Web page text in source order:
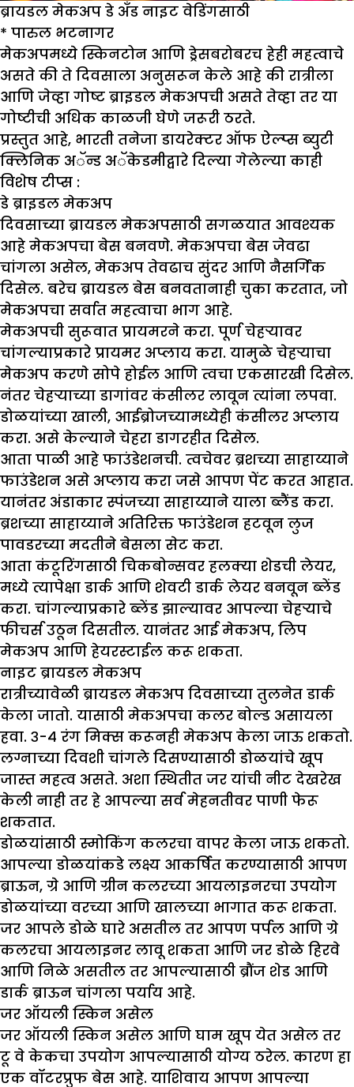
ब्रायडल मेकअप डे अँड नाइट वेडिंगसाठी
* पारुल भटनागर
मेकअपमध्ये स्किनटोन आणि ड्रेसबरोबरच हेही महत्वाचे
असते की ते दिवसाला अनुसरून केले आहे की रात्रीला
आणि जेव्हा गोष्ट ब्राइडल मेकअपची असते तेव्हा तर या
गोष्टीची अधिक काळजी घेणे जरूरी ठरते.
प्रस्तुत आहे, भारती तनेजा डायरेक्टर ऑफ ऐल्प्स ब्युटी
क्लिनिक अॅन्ड अॅकेडमीद्वारे दिल्या गेलेल्या काही
विशेष टीप्स :
डे ब्राइडल मेकअप
दिवसाच्या ब्रायडल मेकअपसाठी सगळयात आवश्यक
आहे मेकअपचा बेस बनवणे. मेकअपचा बेस जेवढा
चांगला असेल, मेकअप तेवढाच सुंदर आणि नैसर्गिक
दिसेल. बरेच ब्रायडल बेस बनवतानाही चुका करतात, जो
मेकअपचा सर्वात महत्वाचा भाग आहे.
मेकअपची सुरूवात प्रायमरने करा. पूर्ण चेहऱ्यावर
चांगल्याप्रकारे प्रायमर अप्लाय करा. यामुळे चेहऱ्याचा
मेकअप करणे सोपे होईल आणि त्वचा एकसारखी दिसेल.
नंतर चेहऱ्याच्या डागांवर कंसीलर लावून त्यांना लपवा.
डोळयांच्या खाली, आईब्रोजच्यामध्येही कंसीलर अप्लाय
करा. असे केल्याने चेहरा डागरहीत दिसेल.
आता पाळी आहे फाउंडेशनची. त्वचेवर ब्रशच्या साहाय्याने
फाउंडेशन असे अप्लाय करा जसे आपण पेंट करत आहात.
यानंतर अंडाकार स्पंजच्या साहाय्याने याला ब्लैंड करा.
ब्रशच्या साहाय्याने अतिरिक्त फाउंडेशन हटवून लुज
पावडरच्या मदतीने बेसला सेट करा.
आता कंटूरिंगसाठी चिकबोन्सवर हलक्या शेडची लेयर,
मध्ये त्यापेक्षा डार्क आणि शेवटी डार्क लेयर बनवून ब्लेंड
करा. चांगल्याप्रकारे ब्लेंड झाल्यावर आपल्या चेहऱ्याचे
फीचर्स उठून दिसतील. यानंतर आई मेकअप, लिप
मेकअप आणि हेयरस्टाईल करू शकता.
नाइट ब्रायडल मेकअप
रात्रीच्यावेळी ब्रायडल मेकअप दिवसाच्या तुलनेत डार्क
केला जातो. यासाठी मेकअपचा कलर बोल्ड असायला
हवा. ३-४ रंग मिक्स करूनही मेकअप केला जाऊ शकतो.
लग्नाच्या दिवशी चांगले दिसण्यासाठी डोळयांचे खूप
जास्त महत्व असते. अशा स्थितीत जर यांची नीट देखरेख
केली नाही तर हे आपल्या सर्व मेहनतीवर पाणी फेरू
शकतात.
डोळयांसाठी स्मोकिंग कलरचा वापर केला जाऊ शकतो.
आपल्या डोळयांकडे लक्ष्य आकर्षित करण्यासाठी आपण
ब्राऊन, ग्रे आणि ग्रीन कलरच्या आयलाइनरचा उपयोग
डोळयांच्या वरच्या आणि खालच्या भागात करू शकता.
जर आपले डोळे घारे असतील तर आपण पर्पल आणि ग्रे
कलरचा आयलाइनर लावू शकता आणि जर डोळे हिरवे
आणि निळे असतील तर आपल्यासाठी ब्रौंज शेड आणि
डार्क ब्राऊन चांगला पर्याय आहे.
जर ऑयली स्किन असेल
जर ऑयली स्किन असेल आणि घाम खूप येत असेल तर
टू वे केकचा उपयोग आपल्यासाठी योग्य ठरेल. कारण हा
एक वॉटरप्रुफ बेस आहे. याशिवाय आपण आपल्या